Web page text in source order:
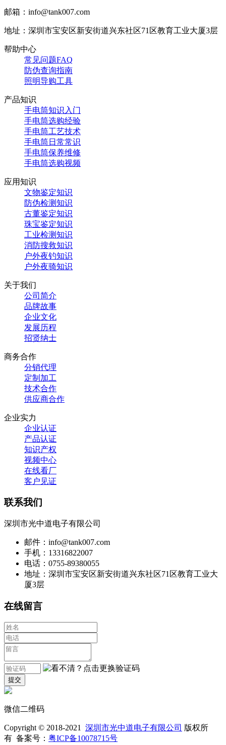
邮箱：info@tank007.com
地址：深圳市宝安区新安街道兴东社区71区教育工业大厦3层
帮助中心
常见问题FAQ
防伪查询指南
照明导购工具
产品知识
手电筒知识入门
手电筒选购经验
手电筒工艺技术
手电筒日常常识
手电筒保养维修
手电筒选购视频
应用知识
文物鉴定知识
防伪检测知识
古董鉴定知识
珠宝鉴定知识
工业检测知识
消防搜救知识
户外夜钓知识
户外夜骑知识
关于我们
公司简介
品牌故事
企业文化
发展历程
招贤纳士
商务合作
分销代理
定制加工
技术合作
供应商合作
企业实力
企业认证
产品认证
知识产权
视频中心
在线看厂
客户见证
联系我们
深圳市光中道电子有限公司
邮件：info@tank007.com
手机：13316822007
电话：0755-89380055
地址：深圳市宝安区新安街道兴东社区71区教育工业大
厦3层
在线留言
微信二维码
Copyright © 2018-2021 深圳市光中道电子有限公司 版权所
有 备案号： 粤ICP备10078715号